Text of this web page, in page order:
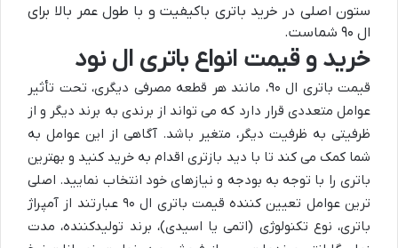
ستون اصلی در خرید باتری باکیفیت و با طول عمر بالا برای
ال ۹۰ شماست.
خرید و قیمت انواع باتری ال نود
قیمت باتری ال ۹۰، مانند هر قطعه مصرفی دیگری، تحت تأثیر
عوامل متعددی قرار دارد که می تواند از برندی به برند دیگر و از
ظرفیتی به ظرفیت دیگر، متغیر باشد. آگاهی از این عوامل به
شما کمک می کند تا با دید بازتری اقدام به خرید کنید و بهترین
باتری را با توجه به بودجه و نیازهای خود انتخاب نمایید. اصلی
ترین عوامل تعیین کننده قیمت باتری ال ۹۰ عبارتند از آمپراژ
باتری، نوع تکنولوژی (اتمی یا اسیدی)، برند تولیدکننده، مدت